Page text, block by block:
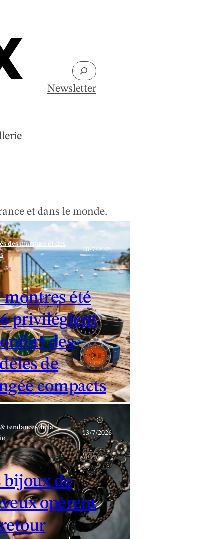
Rechercher
Newsletter
et dans le monde.
des marques et des
20/7/2026
montres été
privilégient
des
de
compacts
tendances de la
13/7/2026
bijoux de
opèrent